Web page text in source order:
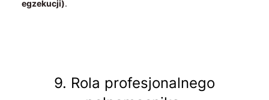
egzekucji).
9. Rola profesjonalnego